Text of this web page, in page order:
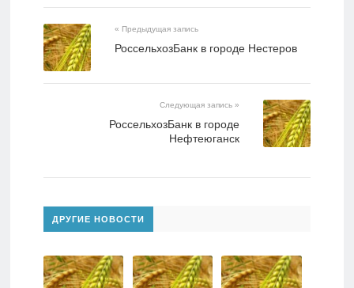
« Предыдущая запись
РоссельхозБанк в городе Нестеров
Следующая запись »
РоссельхозБанк в городе
Нефтеюганск
ДРУГИЕ НОВОСТИ